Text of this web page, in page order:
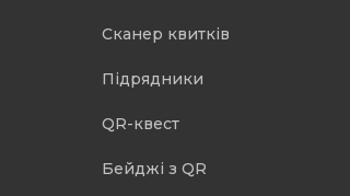
Cканер квитків
Підрядники
QR-квест
Бейджі з QR